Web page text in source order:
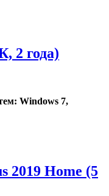
2 года)
: Windows 7,
2019 Home (5